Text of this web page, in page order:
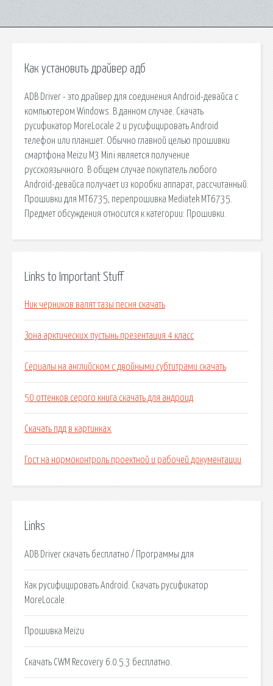
Как установить драйвер адб
ADB Driver - это драйвер для соединения Android-девайса с
компьютером Windows. В данном случае. Скачать
русификатор MoreLocale 2 и русифицировать Android
телефон или планшет. Обычно главной целью прошивки
смартфона Meizu M3 Mini является получение
русскоязычного. В общем случае покупатель любого
Android-девайса получает из коробки аппарат, рассчитанный.
Прошивки для MT6735, перепрошивка Mediatek MT6735.
Предмет обсуждения относится к категории: Прошивки.
Links to Important Stuff
Ник черников валят тазы песня скачать
Зона арктических пустынь презентация 4 класс
Сериалы на английском с двойными субтитрами скачать
50 оттенков серого книга скачать для андроид
Скачать пдд в картинках
Гост на нормоконтроль проектной и рабочей документации
Links
ADB Driver скачать бесплатно / Программы для
Как русифицировать Android. Скачать русификатор
MoreLocale.
Прошивка Meizu
Скачать CWM Recovery 6.0.5.3 бесплатно.